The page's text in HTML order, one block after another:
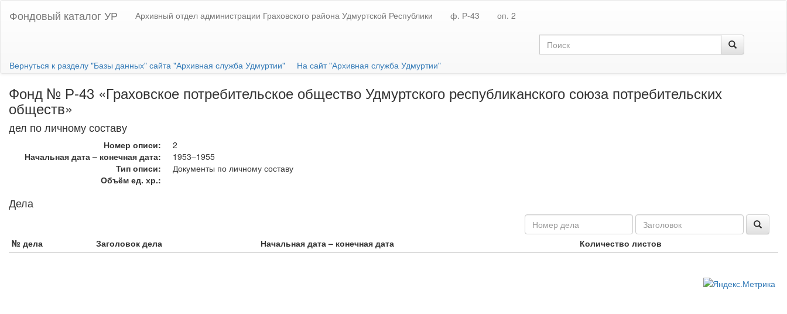
Фондовый каталог УР Архивный отдел администрации Граховского района Удмуртской Республики ф. Р-43 оп. 2
Вернуться к разделу "Базы данных" сайта "Архивная служба Удмуртии" На сайт "Архивная служба Удмуртии"
Фонд № Р-43 «Граховское потребительское общество Удмуртского республиканского союза потребительских
обществ»
дел по личному составу
Номер описи:
2
Начальная дата – конечная дата:
1953–1955
Тип описи:
Документы по личному составу
Объём ед. хр.:
Дела
№ дела Заголовок дела Начальная дата – конечная дата Количество листов